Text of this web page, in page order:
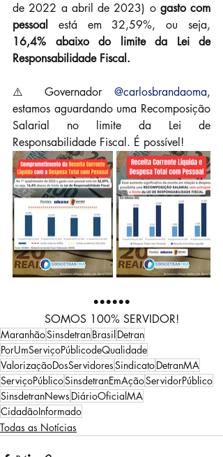
de 2022 a abril de 2023) o gasto com
pessoal
16,4% abaixo do limite da Lei de
Responsabilidade Fiscal.
⚠️ Governador @carlosbrandaoma,
estamos aguardando uma Recomposição
Salarial no limite da Lei de
Responsabilidade Fiscal. É possível!
••••••
SOMOS 100% SERVIDOR!
MaranhãoSinsdetranBrasil Detran
PorUmServiçoPúblicodeQualidade
ValorizaçãoDosServidoresSindicatoDetranMA
ServiçoPúblicoSinsdetranEmAçãoServidorPúblico
SinsdetranNews DiárioOficialMA
CidadãoInformado
Todas as Notícias